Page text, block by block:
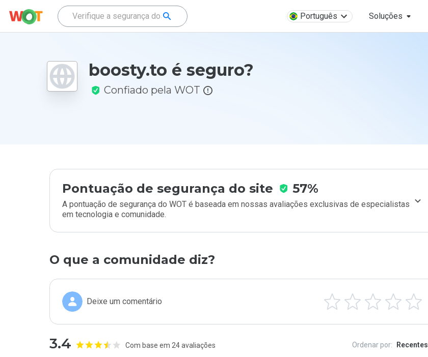
Português Soluções
boosty.to é seguro?
Confiado pela WOT
Pontuação de segurança do site 57%
A pontuação de segurança do WOT é baseada em nossas avaliações exclusivas de especialistas
em tecnologia e comunidade.
O que a comunidade diz?
Deixe um comentário
3.4 Com base em 24 avaliações Ordenar por: Recentes